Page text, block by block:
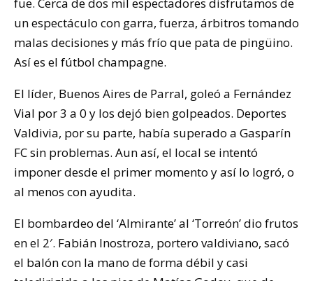
un espectáculo con garra, fuerza, árbitros tomando
malas decisiones y más frío que pata de pingüino.
Así es el fútbol champagne.
El líder, Buenos Aires de Parral, goleó a Fernández
Vial por 3 a 0 y los dejó bien golpeados. Deportes
Valdivia, por su parte, había superado a Gasparín
FC sin problemas. Aun así, el local se intentó
imponer desde el primer momento y así lo logró, o
al menos con ayudita.
El bombardeo del ‘Almirante’ al ‘Torreón’ dio frutos
en el 2′. Fabián Inostroza, portero valdiviano, sacó
el balón con la mano de forma débil y casi